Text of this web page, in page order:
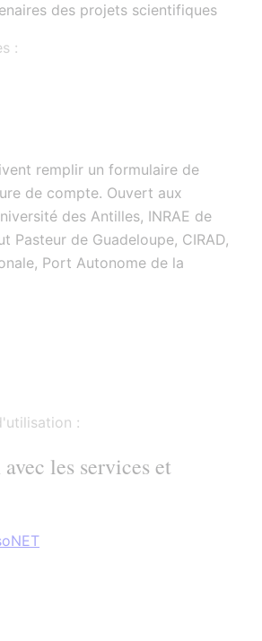
des projets scientifiques
:
remplir un formulaire de
de compte. Ouvert aux
des Antilles, INRAE de
Pasteur de Guadeloupe, CIRAD,
Port Autonome de la
:
les services et